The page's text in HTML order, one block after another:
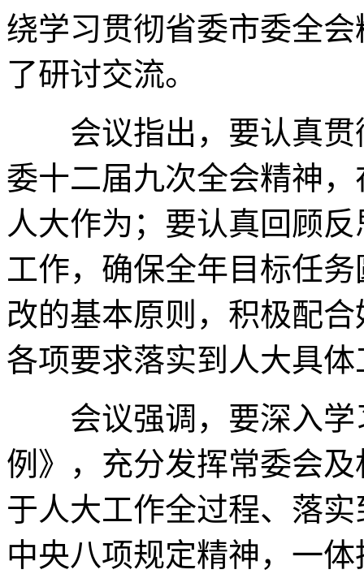
绕学习贯彻省委市委全
了研讨交流。
会议指出，要认真贯
委十二届九次全会精神
人大作为；要认真回顾
工作，确保全年目标任
改的基本原则，积极配
各项要求落实到人大具
会议强调，要深入学
例》，充分发挥常委会
于人大工作全过程、落
中央八项规定精神，一